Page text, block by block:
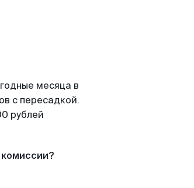
месяца в
с пересадкой.
рублей